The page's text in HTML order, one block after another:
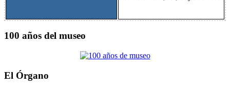
100 años del museo
El Órgano